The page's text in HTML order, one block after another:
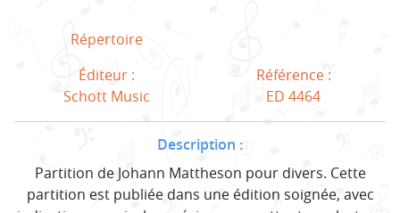
Répertoire
Éditeur :
Schott Music
Référence :
ED 4464
Description :
Partition de Johann Mattheson pour divers. Cette
partition est publiée dans une édition soignée, avec